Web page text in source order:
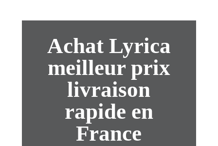
Achat Lyrica
meilleur prix
livraison
rapide en
France